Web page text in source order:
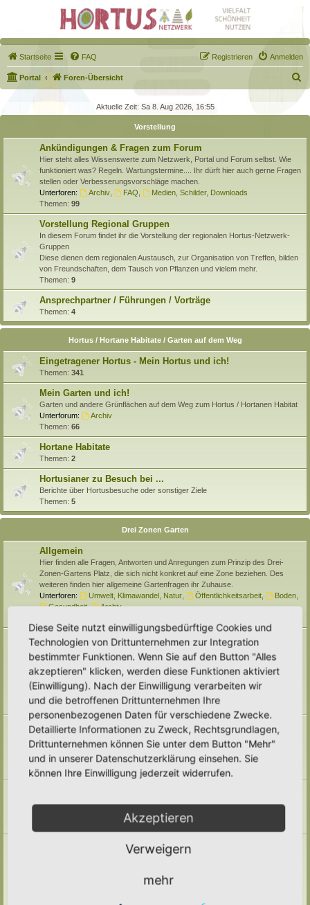
Startseite FAQ Anmelden
Registrieren
Portal Foren-Übersicht
u
Aktuelle Zeit: Sa 8. Aug 2026, 16:55
Vorstellung
Ankündigungen & Fragen zum Forum
Hier steht alles Wissenswerte zum Netzwerk, Portal und Forum selbst. Wie
funktioniert was? Regeln. Wartungstermine.... Ihr dürft hier auch gerne Fragen
stellen oder Verbesserungsvorschläge machen.
Unterforen:
Archiv, FAQ
Medien, Schilder, Downloads
Themen: 99
Vorstellung Regional Gruppen
In diesem Forum findet ihr die Vorstellung der regionalen Hortus-Netzwerk-
Gruppen
Diese dienen dem regionalen Austausch, zur Organisation von Treffen, bilden
von Freundschaften, dem Tausch von Pflanzen und vielem mehr.
Themen: 9
Ansprechpartner / Führungen / Vorträge
Themen: 4
Hortus / Hortane Habitate / Garten auf dem Weg
Eingetragener Hortus - Mein Hortus und ich!
Themen: 341
Mein Garten und ich!
Garten und andere Grünflächen auf dem Weg zum Hortus / Hortanen Habitat
Unterforum:
Archiv
Themen: 66
Hortane Habitate
Themen: 2
Hortusianer zu Besuch bei ...
Berichte über Hortusbesuche oder sonstiger Ziele
Themen: 5
Drei Zonen Garten
Allgemein
Hier finden alle Fragen, Antworten und Anregungen zum Prinzip des Drei-
Zonen-Gartens Platz, die sich nicht konkret auf eine Zone beziehen. Des
weiteren finden hier allgemeine Gartenfragen ihr Zuhause.
Unterforen:
Umwelt, Klimawandel, Natur, Öffentlichkeitsarbeit, Boden,
Gesundheit,
Archiv
Naturmodule & kleine Biotope
Alles um die Naturmodule, sowie Wald-Themen, Sumpfzonen, Wasserzonen,
wechselfeuchte Gebiete, nährstoffreichere Areale, usw.
Unterforen:
Trockenmauern, Pyramiden , Teiche & Wasserstellen
Sandarien, Reisighaufen & Laubhaufen, Totholz, Käferkeller
Benjeshecke, Sonstige Lebensräume
Archiv
Themen:71
Pufferzone
Hier gehört alles hin, was die Pufferzone in einem Hortus betrifft. Frage,
Antworten, Wissen und Ideen: Her damit!
Unterforum:
Archiv
Themen:29
Themen der Ertragszone finden hier einen Platz.
Kompostieren/ Mulchen/ Dauerhumus,
Diese Seite nutzt einwilligungsbedürftige Cookies und
Technologien von Drittunternehmen zur Integration
bestimmter Funktionen. Wenn Sie auf den Button "Alles
akzeptieren" klicken, werden diese Funktionen aktiviert
(Einwilligung). Nach der Einwilligung verarbeiten wir
und die betroffenen Drittunternehmen Ihre
personenbezogenen Daten für verschiedene Zwecke.
Detaillierte Informationen zu Zweck, Rechtsgrundlagen,
Drittunternehmen können Sie unter dem Button "Mehr"
und in unserer Datenschutzerklärung einsehen. Sie
können Ihre Einwilligung jederzeit widerrufen.
Akzeptieren
Verweigern
mehr